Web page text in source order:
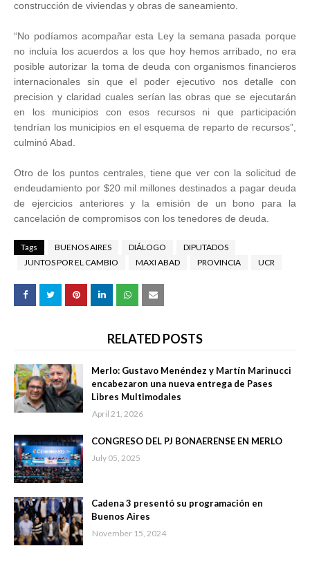
construcción de viviendas y obras de saneamiento.
“No podíamos acompañar esta Ley la semana pasada porque
no incluía los acuerdos a los que hoy hemos arribado, no era
posible autorizar la toma de deuda con organismos financieros
internacionales sin que el poder ejecutivo nos detalle con
precision y claridad cuales serían las obras que se ejecutarán
en los municipios con esos recursos ni que participación
tendrían los municipios en el esquema de reparto de recursos”,
culminó Abad.
Otro de los puntos centrales, tiene que ver con la solicitud de
endeudamiento por $20 mil millones destinados a pagar deuda
de ejercicios anteriores y la emisión de un bono para la
cancelación de compromisos con los tenedores de deuda.
Tags BUENOS AIRES DIÁLOGO
DIPUTADOS
JUNTOS POR EL CAMBIO
MAXI ABAD PROVINCIA UCR
RELATED POSTS
Merlo: Gustavo Menéndez y Martín Marinucci
encabezaron una nueva entrega de Pases
Libres Multimodales
April 21, 2026
CONGRESO DEL PJ BONAERENSE EN MERLO
July 05, 2025
Cadena 3 presentó su programación en
Buenos Aires
November 15, 2024